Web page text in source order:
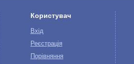
Користувач
Вхід
Реєстрація
Порівняння